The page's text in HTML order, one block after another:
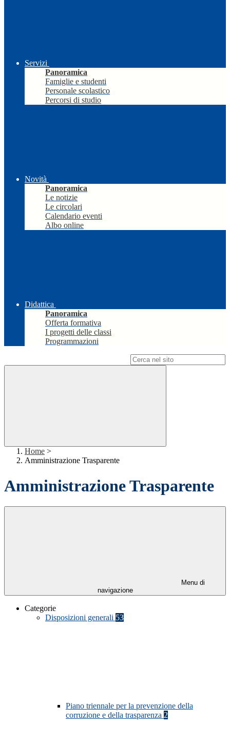
Servizi
Panoramica
Famiglie e studenti
Personale scolastico
Percorsi di studio
Novità
Panoramica
Le notizie
Le circolari
Calendario eventi
Albo online
Didattica
Panoramica
Offerta formativa
I progetti delle classi
Programmazioni
Home >
Amministrazione Trasparente
Amministrazione Trasparente
Menu di
navigazione
Categorie
Disposizioni generali 53
Piano triennale per la prevenzione della
corruzione e della trasparenza 2